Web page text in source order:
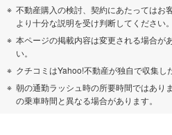
不動産購入の検討、契約にあたってはお
より十分な説明を受け判断してください。
本ページの掲載内容は変更される場合が
い。
クチコミはYahoo!不動産が独自で収集し
朝の通勤ラッシュ時の所要時間ではあり
の乗車時間と異なる場合があります。